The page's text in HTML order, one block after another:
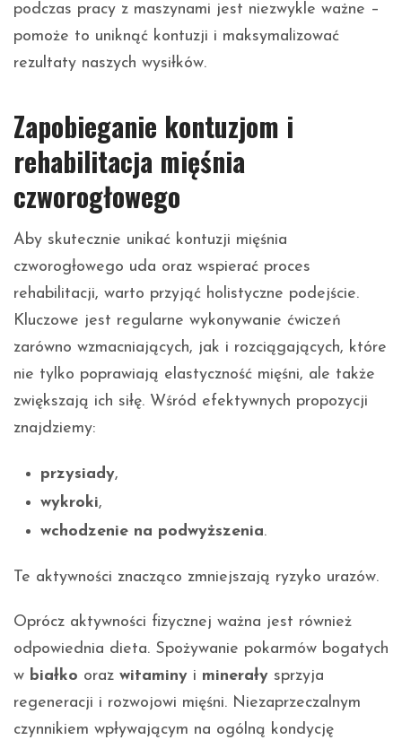
podczas pracy z maszynami jest niezwykle ważne –
pomoże to uniknąć kontuzji i maksymalizować
rezultaty naszych wysiłków.
Zapobieganie kontuzjom i
rehabilitacja mięśnia
czworogłowego
Aby skutecznie unikać kontuzji mięśnia
czworogłowego uda oraz wspierać proces
rehabilitacji, warto przyjąć holistyczne podejście.
Kluczowe jest regularne wykonywanie ćwiczeń
zarówno wzmacniających, jak i rozciągających, które
nie tylko poprawiają elastyczność mięśni, ale także
zwiększają ich siłę. Wśród efektywnych propozycji
znajdziemy:
przysiady,
wykroki,
wchodzenie na podwyższenia.
Te aktywności znacząco zmniejszają ryzyko urazów.
Oprócz aktywności fizycznej ważna jest również
odpowiednia dieta. Spożywanie pokarmów bogatych
w białko oraz witaminy i minerały sprzyja
regeneracji i rozwojowi mięśni. Niezaprzeczalnym
czynnikiem wpływającym na ogólną kondycję